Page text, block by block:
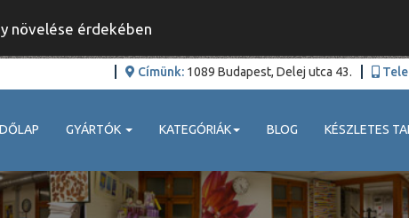
növelése érdekében
Címünk: 1089 Budapest, Delej utca 43.
GYÁRTÓK KATEGÓRIÁK BLOG KÉSZLETES